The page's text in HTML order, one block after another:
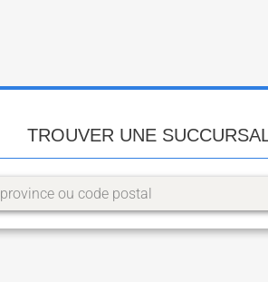
TROUVER UNE